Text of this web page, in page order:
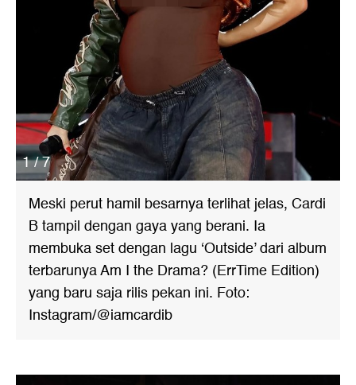
1 / 7
Meski perut hamil besarnya terlihat jelas, Cardi
B tampil dengan gaya yang berani. Ia
membuka set dengan lagu ‘Outside’ dari album
terbarunya Am I the Drama? (ErrTime Edition)
yang baru saja rilis pekan ini. Foto:
Instagram/@iamcardib